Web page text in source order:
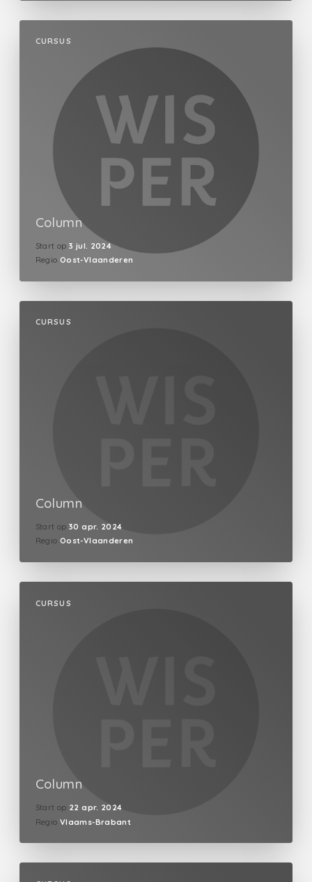
CURSUS
Column
Start op 3 jul. 2024
Regio Oost-Vlaanderen
CURSUS
Column
Start op 30 apr. 2024
Regio Oost-Vlaanderen
CURSUS
Column
Start op 22 apr. 2024
Regio Vlaams-Brabant